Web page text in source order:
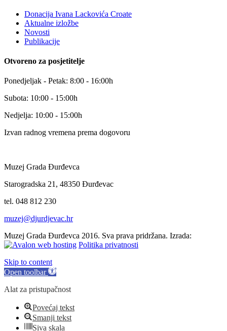
Donacija Ivana Lackovića Croate
Aktualne izložbe
Novosti
Publikacije
Otvoreno za posjetitelje
Ponedjeljak - Petak: 8:00 - 16:00h
Subota: 10:00 - 15:00h
Nedjelja: 10:00 - 15:00h
Izvan radnog vremena prema dogovoru
Muzej Grada Đurđevca
Starogradska 21, 48350 Đurđevac
tel. 048 812 230
muzej@djurdjevac.hr
Muzej Grada Đurđevca 2016. Sva prava pridržana. Izrada:
Politika privatnosti
Skip to content
Open toolbar
Alat za pristupačnost
Povećaj tekst
Smanji tekst
Siva skala